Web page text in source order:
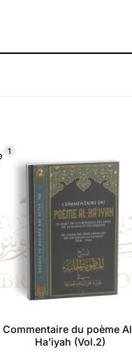
1
Commentaire du poème
Ha’iyah (Vol.2)